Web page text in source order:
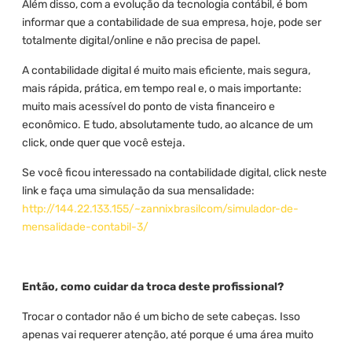
Além disso, com a evolução da tecnologia contábil, é bom
informar que a contabilidade de sua empresa, hoje, pode ser
totalmente digital/online e não precisa de papel.
A contabilidade digital é muito mais eficiente, mais segura,
mais rápida, prática, em tempo real e, o mais importante:
muito mais acessível do ponto de vista financeiro e
econômico. E tudo, absolutamente tudo, ao alcance de um
click, onde quer que você esteja.
Se você ficou interessado na contabilidade digital, click neste
link e faça uma simulação da sua mensalidade:
http://144.22.133.155/~zannixbrasilcom/simulador-de-
mensalidade-contabil-3/
Então, como cuidar da troca deste profissional?
Trocar o contador não é um bicho de sete cabeças. Isso
apenas vai requerer atenção, até porque é uma área muito